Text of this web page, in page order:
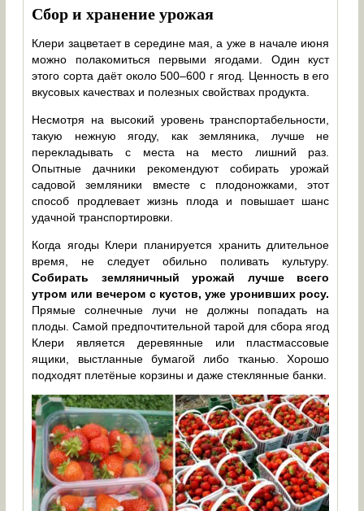
Сбор и хранение урожая
Клери зацветает в середине мая, а уже в начале июня
можно полакомиться первыми ягодами. Один куст
этого сорта даёт около 500–600 г ягод. Ценность в его
вкусовых качествах и полезных свойствах продукта.
Несмотря на высокий уровень транспортабельности,
такую нежную ягоду, как земляника, лучше не
перекладывать с места на место лишний раз.
Опытные дачники рекомендуют собирать урожай
садовой земляники вместе с плодоножками, этот
способ продлевает жизнь плода и повышает шанс
удачной транспортировки.
Когда ягоды Клери планируется хранить длительное
время, не следует обильно поливать культуру.
Собирать земляничный урожай лучше всего
утром или вечером с кустов, уже уронивших росу.
Прямые солнечные лучи не должны попадать на
плоды. Самой предпочтительной тарой для сбора ягод
Клери является деревянные или пластмассовые
ящики, выстланные бумагой либо тканью. Хорошо
подходят плетёные корзины и даже стеклянные банки.